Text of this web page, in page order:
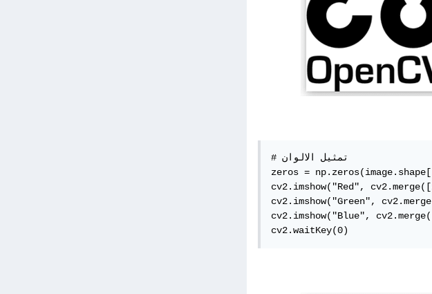
# تمثيل الالوان
zeros =
cv2.imshow("Red",
cv2.imshow("Green",
cv2.imshow("Blue",
cv2.waitKey(0)